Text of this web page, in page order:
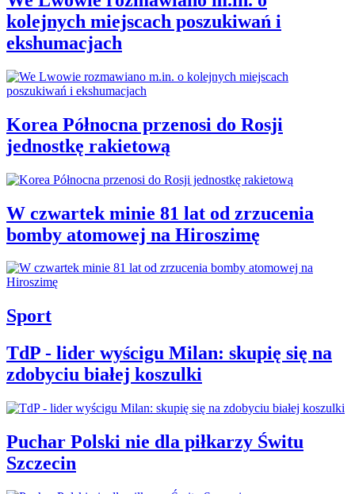
kolejnych miejscach poszukiwań i
ekshumacjach
Korea Północna przenosi do Rosji
jednostkę rakietową
W czwartek minie 81 lat od zrzucenia
bomby atomowej na Hiroszimę
Sport
TdP - lider wyścigu Milan: skupię się na
zdobyciu białej koszulki
Puchar Polski nie dla piłkarzy Świtu
Szczecin